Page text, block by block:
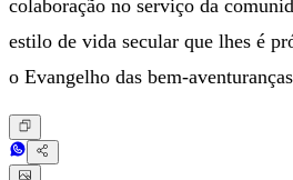
colaboração no serviço da
estilo de vida secular que lhes é
o Evangelho das bem-aventuranças